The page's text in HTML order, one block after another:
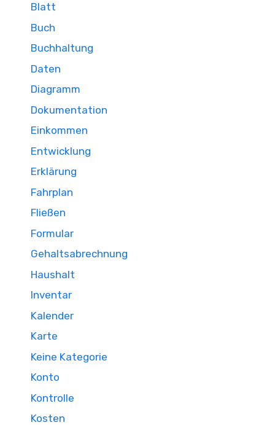
Blatt
Buch
Buchhaltung
Daten
Diagramm
Dokumentation
Einkommen
Entwicklung
Erklärung
Fahrplan
Fließen
Formular
Gehaltsabrechnung
Haushalt
Inventar
Kalender
Karte
Keine Kategorie
Konto
Kontrolle
Kosten